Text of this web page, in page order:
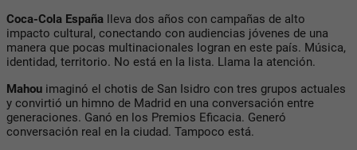
Coca-Cola España lleva dos años con campañas de alto
impacto cultural, conectando con audiencias jóvenes de una
manera que pocas multinacionales logran en este país. Música,
identidad, territorio. No está en la lista. Llama la atención.
Mahou imaginó el chotis de San Isidro con tres grupos actuales
y convirtió un himno de Madrid en una conversación entre
generaciones. Ganó en los Premios Eficacia. Generó
conversación real en la ciudad. Tampoco está.